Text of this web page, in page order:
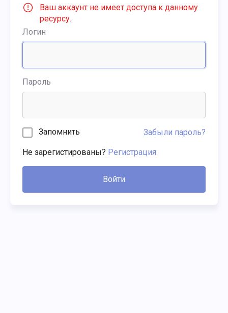
Ваш аккаунт не имеет доступа к данному
ресурсу.
Логин
Пароль
Запомнить Забыли пароль?
Не зарегистированы? Регистрация